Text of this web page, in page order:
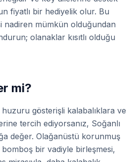
fiyatlı bir hediyelik olur. Bu
nadiren mümkün olduğundan
olanaklar kısıtlı olduğu
mi?
gösterişli kalabalıklara ve
tercih ediyorsanız, Soğanlı
değer. Olağanüstü korunmuş
bir vadiyle birleşmesi,